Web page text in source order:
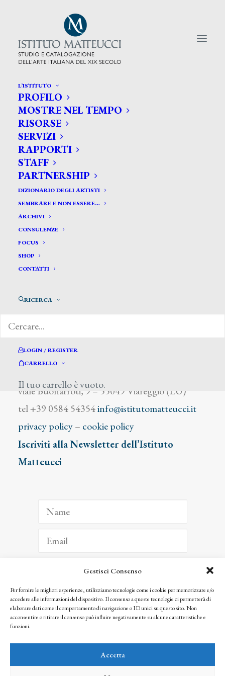
Gestisci Consenso
Per fornire le migliori esperienze, utilizziamo tecnologie come i cookie per memorizzare e/o
accedere alle informazioni del dispositivo. Il consenso a queste tecnologie ci permetterà di
elaborare dati come il comportamento di navigazione o ID unici su questo sito. Non
acconsentire o ritirare il consenso può influire negativamente su alcune caratteristiche e
funzioni.
Accetta
L’ISTITUTO
PROFILO
MOSTRE NEL TEMPO
RISORSE
SERVIZI
RAPPORTI
STAFF
PARTNERSHIP
DIZIONARIO DEGLI ARTISTI
SEMBRARE E NON ESSERE…
ARCHIVI
CONSULENZE
FOCUS
SHOP
CONTATTI
RICERCA
LOGIN / REGISTER
CARRELLO
Il tuo carrello è vuoto.
CERCA TRA GLI ARTISTI:
Search
for:
Mercadante Biagio
viale Buonarroti, 9 – 55049 Viareggio (LU)
tel +39 0584 54354info@istitutomatteucci.it
privacy policy– cookie policy
Iscriviti alla Newsletter dell’Istituto
Matteucci
ISCRIVITI
Facendo clic per iscriverti, riconosci che le tue informazioni saranno trattate
seguendo la nostra Privacy Policy
© 2025 Istituto Matteucci. All right reserved
l’autorizzazione scritta dei proprietari dei diritti e dell’Istituto Matteucci